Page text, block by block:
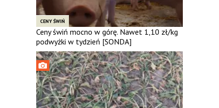
CENY ŚWIŃ
Ceny świń mocno w górę. Nawet 1,10 zł/kg
podwyżki w tydzień [SONDA]